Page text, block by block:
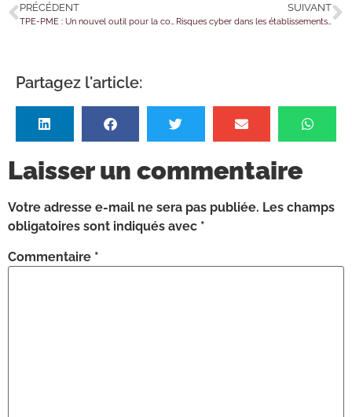
PRÉCÉDENT SUIVANT
Risques cyber dans les établissements sanitaire et médico-sociale
Partagez l'article:
Laisser un commentaire
Votre adresse e-mail ne sera pas publiée. Les champs
obligatoires sont indiqués avec *
Commentaire *